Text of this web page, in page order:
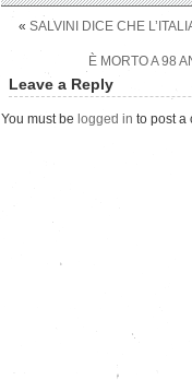
« SALVINI DICE CHE
È MORTO A 98
Leave a Reply
You must be logged in to post a